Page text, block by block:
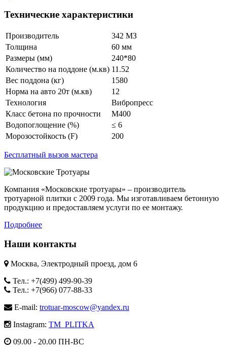
Технические характеристики
Производитель
342 МЗ
Толщина
60 мм
Размеры (мм)
240*80
Количество на поддоне (м.кв) 11.52
Вес поддона (кг)
1580
Норма на авто 20т (м.кв)
12
Технология
Вибропресс
Класс бетона по прочности
М400
Водопоглощение (%)
≤ 6
Морозостойкость (F)
200
Бесплатный вызов мастера
Компания «Московские тротуары» – производитель
тротуарной плитки с 2009 года. Мы изготавливаем бетонную
продукцию и предоставляем услуги по ее монтажу.
Подробнее
Наши контакты
Москва, Электродный проезд, дом 6
Тел.: +7(499) 499-90-39
Тел.: +7(966) 077-88-33
E-mail: trotuar-moscow@yandex.ru
Instagram: TM_PLITKA
09.00 - 20.00 ПН-ВС